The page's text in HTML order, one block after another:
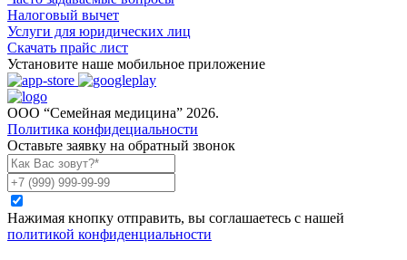
Налоговый вычет
Услуги для юридических лиц
Скачать прайс лист
Установите наше мобильное приложение
ООО “Семейная медицина” 2026.
Политика конфидециальности
Оставьте заявку на обратный звонок
Нажимая кнопку отправить, вы соглашаетесь с нашей
политикой конфиденциальности